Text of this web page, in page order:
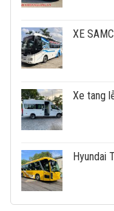
XE
Xe tang
Hyundai